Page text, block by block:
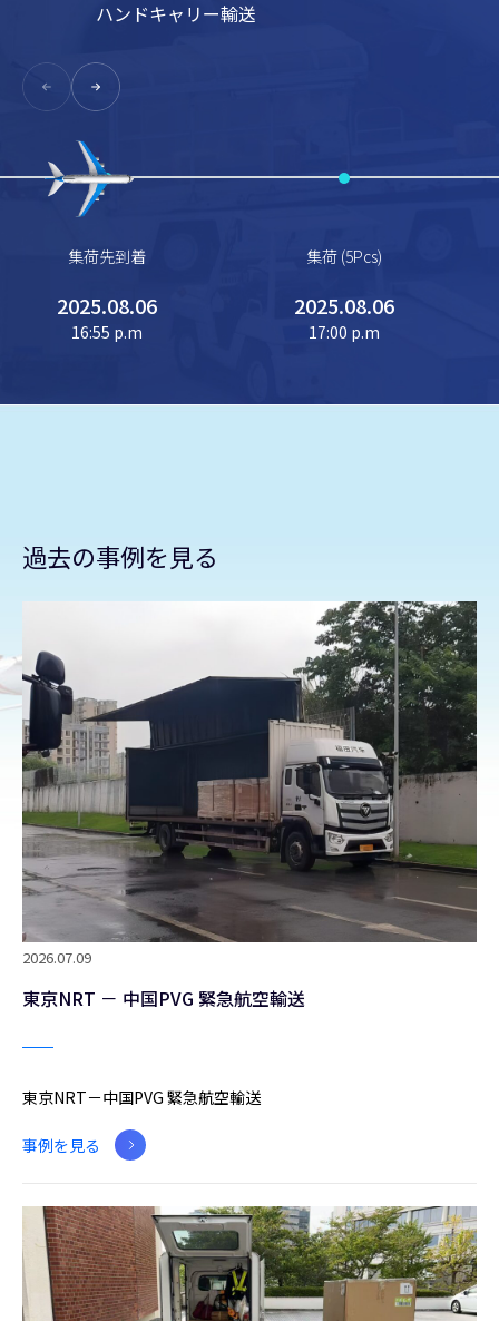
ハンドキャリー輸送
集荷先到着
2025.08.06
16:55 p.m
集荷 (5Pcs)
2025.08.06
17:00 p.m
過去の事例を見る
2026.07.09
東京NRT － 中国PVG 緊急航空輸送
東京NRT－中国PVG 緊急航空輸送
事例を見る